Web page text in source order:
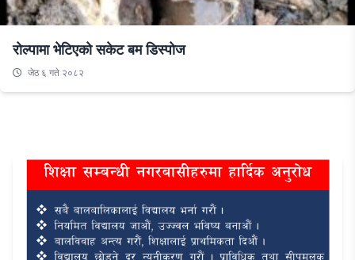
रोल्पामा भेटिएको सकेट बम डिस्पोज
जेठ ६ गते २०८२